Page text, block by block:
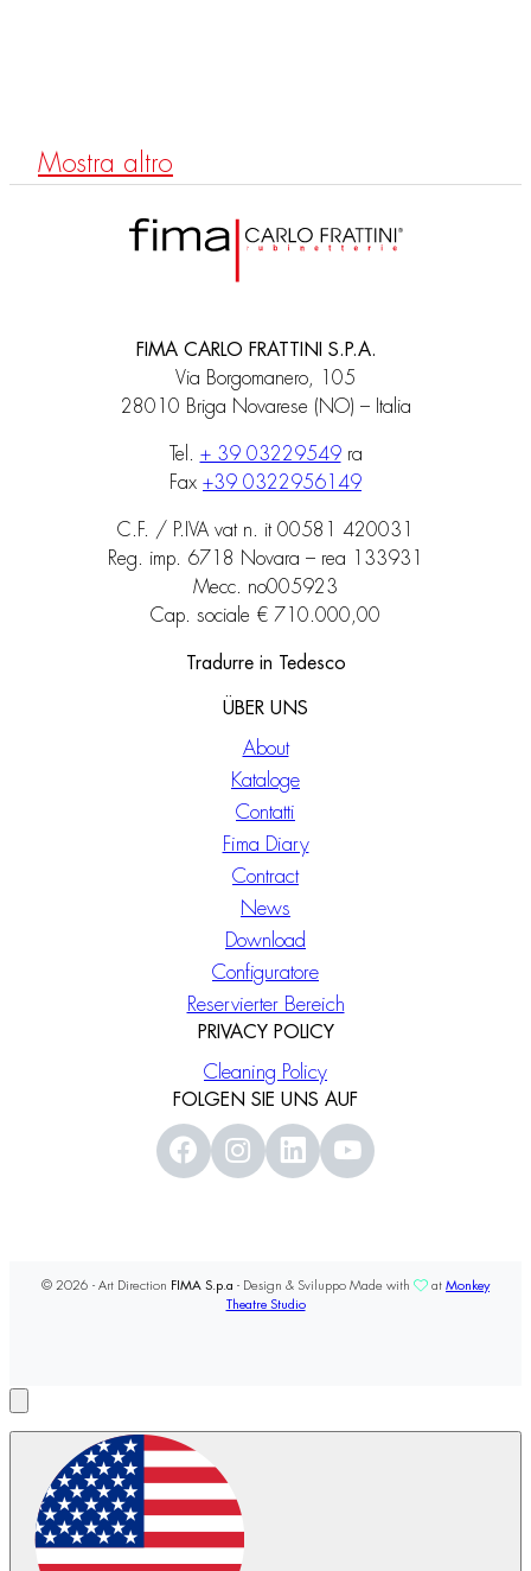
Mostra altro
FIMA CARLO FRATTINI S.P.A.
Via Borgomanero, 105
28010 Briga Novarese (NO) – Italia
Tel. + 39 03229549ra
Fax +39 0322956149
C.F. / P.IVA vat n. it 00581 420031
Reg. imp. 6718 Novara – rea 133931
Mecc. no005923
Cap. sociale € 710.000,00
Tradurre in Tedesco
ÜBER UNS
About
Kataloge
Contatti
Fima Diary
Contract
News
Download
Configuratore
Reservierter Bereich
PRIVACY POLICY
Cleaning Policy
FOLGEN SIE UNS AUF
© 2026 - Art Direction FIMA S.p.a - Design & Sviluppo Made with at Monkey
Theatre Studio